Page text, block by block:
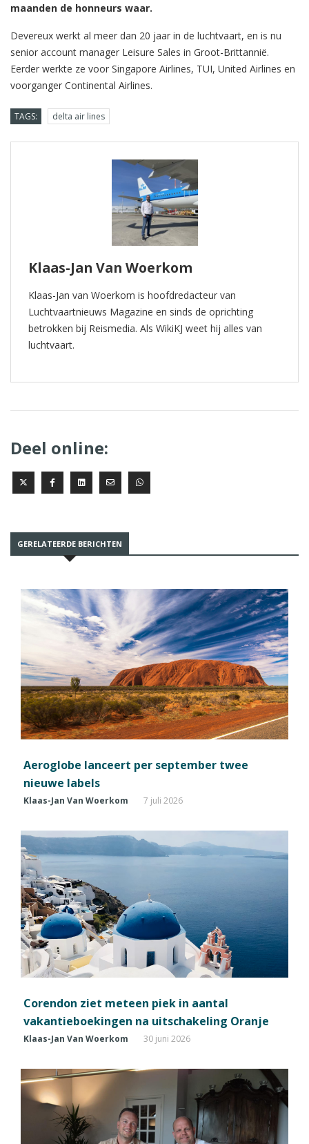
maanden de honneurs waar.
Devereux werkt al meer dan 20 jaar in de luchtvaart, en is nu
senior account manager Leisure Sales in Groot-Brittannië.
Eerder werkte ze voor Singapore Airlines, TUI, United Airlines en
voorganger Continental Airlines.
TAGS: delta air lines
Klaas-Jan Van Woerkom
Klaas-Jan van Woerkom is hoofdredacteur van
Luchtvaartnieuws Magazine en sinds de oprichting
betrokken bij Reismedia. Als WikiKJ weet hij alles van
luchtvaart.
Deel online:
GERELATEERDE BERICHTEN
Aeroglobe lanceert per september twee
nieuwe labels
Klaas-Jan Van Woerkom 7 juli 2026
Corendon ziet meteen piek in aantal
vakantieboekingen na uitschakeling Oranje
Klaas-Jan Van Woerkom 30 juni 2026